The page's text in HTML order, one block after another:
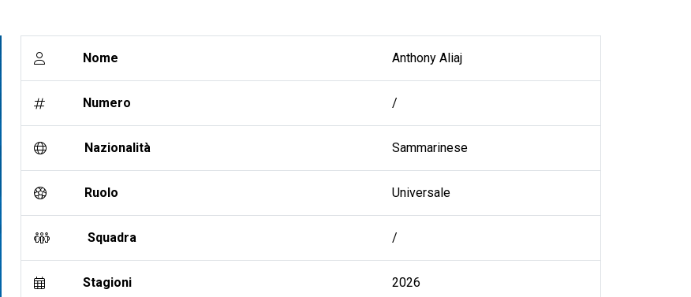
Nome Anthony Aliaj
Numero /
Nazionalità Sammarinese
Ruolo Universale
Squadra /
Stagioni 2026